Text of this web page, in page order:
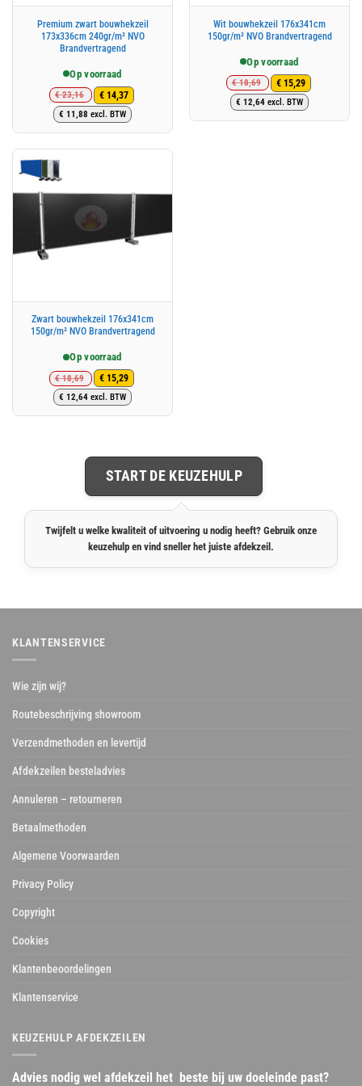
Premium zwart bouwhekzeil
173x336cm 240gr/m² NVO
Brandvertragend
Op voorraad
€23,16
Oorspronkelijke
prijs
was:
€ 14,37
Huidige
prijs
is:
€ 11,88 excl. BTW
Wit bouwhekzeil 176x341cm
150gr/m² NVO Brandvertragend
Op voorraad
€18,69
Oorspronkelijke
prijs
was:
€ 15,29
Huidige
prijs
is:
€ 12,64 excl. BTW
Zwart bouwhekzeil 176x341cm
150gr/m² NVO Brandvertragend
Op voorraad
€18,69
Oorspronkelijke
prijs
was:
€ 15,29
Huidige
prijs
is:
€ 12,64 excl. BTW
START DE KEUZEHULP
Twijfelt u welke kwaliteit of uitvoering u nodig heeft? Gebruik onze
keuzehulp en vind sneller het juiste afdekzeil.
KLANTENSERVICE
Wie zijn wij?
Routebeschrijving showroom
Verzendmethoden en levertijd
Afdekzeilen besteladvies
Annuleren – retourneren
Betaalmethoden
Algemene Voorwaarden
Privacy Policy
Copyright
Cookies
Klantenbeoordelingen
Klantenservice
KEUZEHULP AFDEKZEILEN
Advies nodig wel afdekzeil het beste bij uw doeleinde past?